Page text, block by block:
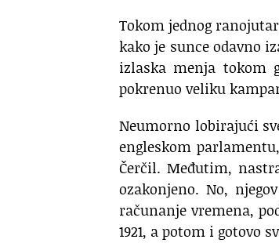
Tokom jednog
kako je sunce odavno
izlaska menja tokom
pokrenuo veliku
Neumorno lobirajući
engleskom
Čerčil. Međutim,
ozakonjeno. No,
računanje vremena,
1921, a potom i gotovo